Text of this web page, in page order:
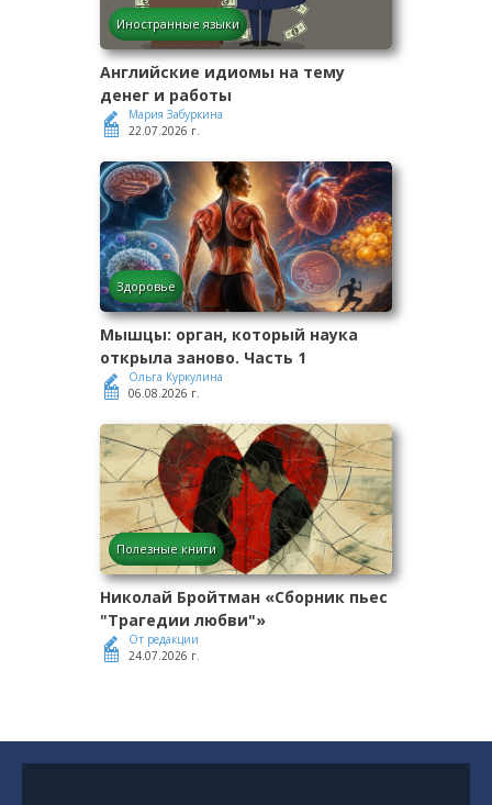
Иностранные языки
Английские идиомы на тему
денег и работы
Мария Забуркина
22.07.2026 г.
Здоровье
Мышцы: орган, который наука
открыла заново. Часть 1
Ольга Куркулина
06.08.2026 г.
Полезные книги
Николай Бройтман «Сборник пьес
"Трагедии любви"»
От редакции
24.07.2026 г.